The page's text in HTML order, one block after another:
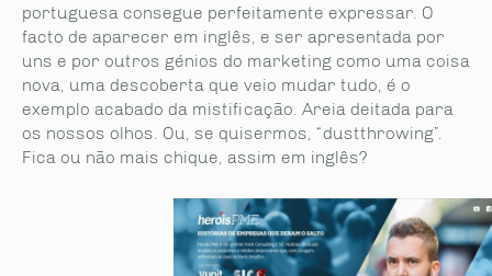
portuguesa consegue perfeitamente expressar. O
facto de aparecer em inglês, e ser apresentada por
uns e por outros génios do marketing como uma coisa
nova, uma descoberta que veio mudar tudo, é o
exemplo acabado da mistificação. Areia deitada para
os nossos olhos. Ou, se quisermos, “dustthrowing”.
Fica ou não mais chique, assim em inglês?